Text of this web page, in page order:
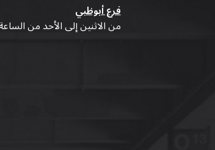
فرع أبوظبي
من الاثنين إلى الأحد من الساعة 9:00 صباحًا حتى 07:00